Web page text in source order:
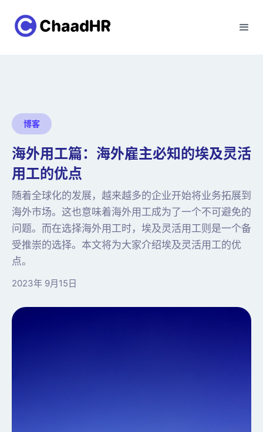
博客
海外用工篇：海外雇主必知的埃及灵活
用工的优点
随着全球化的发展，越来越多的企业开始将业务拓展到
海外市场。这也意味着海外用工成为了一个不可避免的
问题。而在选择海外用工时，埃及灵活用工则是一个备
受推崇的选择。本文将为大家介绍埃及灵活用工的优
点。
2023年 9月15日